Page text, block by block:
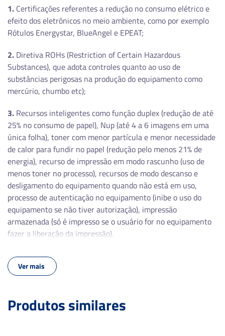
Processador
800MHz
Memória
2GB
1200×1200
Linguagem de Impressão
PCL5, PCL6, PS3, PDF V1.7, Apple AirPrint
Entrada de Papel (Padrão)
350 Folhas (250+100)
Saída de Papel
150 Folhas
1. Certificações referentes a redução no consumo elétrico e
efeito dos eletrônicos no meio ambiente, como por exemplo
Rótulos Energystar, BlueAngel e EPEAT;
2. Diretiva ROHs (Restriction of Certain Hazardous
Substances), que adota controles quanto ao uso de
substâncias perigosas na produção do equipamento como
mercúrio, chumbo etc);
3. Recursos inteligentes como função duplex (redução de até
25% no consumo de papel), Nup (até 4 a 6 imagens em uma
única folha), toner com menor partícula e menor necessidade
de calor para fundir no papel (redução pelo menos 21% de
energia), recurso de impressão em modo rascunho (uso de
menos toner no processo), recursos de modo descanso e
desligamento do equipamento quando não está em uso,
processo de autenticação no equipamento (inibe o uso do
equipamento se não tiver autorização), impressão
armazenada (só é impresso se o usuário for no equipamento
fazer a liberação da impressão).
Ver mais
Produtos similares